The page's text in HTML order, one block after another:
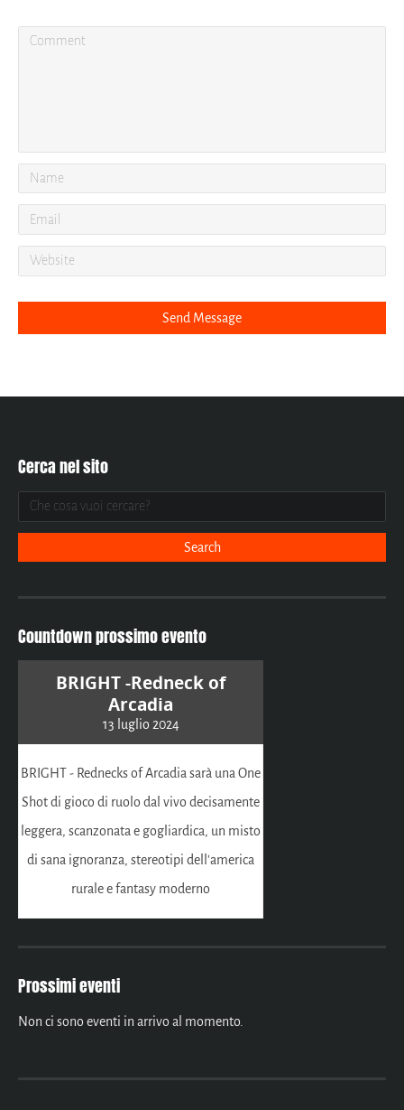
Cerca nel sito
Countdown prossimo evento
BRIGHT -Redneck of
Arcadia
13 luglio 2024
BRIGHT - Rednecks of Arcadia sarà una One
Shot di gioco di ruolo dal vivo decisamente
leggera, scanzonata e gogliardica, un misto
di sana ignoranza, stereotipi dell'america
rurale e fantasy moderno
Prossimi eventi
Non ci sono eventi in arrivo al momento.